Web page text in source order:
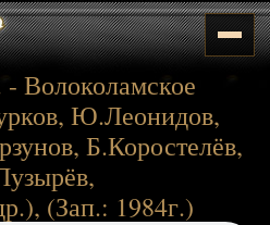
Волоколамское
Ю.Леонидов,
Б.Коростелёв,
(Зап.: 1984г.)